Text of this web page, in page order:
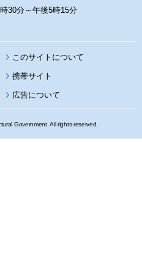
30分～午後5時15分
このサイトについて
携帯サイト
広告について
Government. All rights reserved.